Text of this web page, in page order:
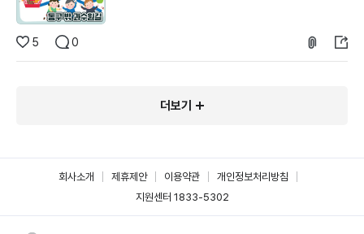
5 0
더보기
회사소개 제휴제안 이용약관
개인정보처리방침
지원센터 1833-5302